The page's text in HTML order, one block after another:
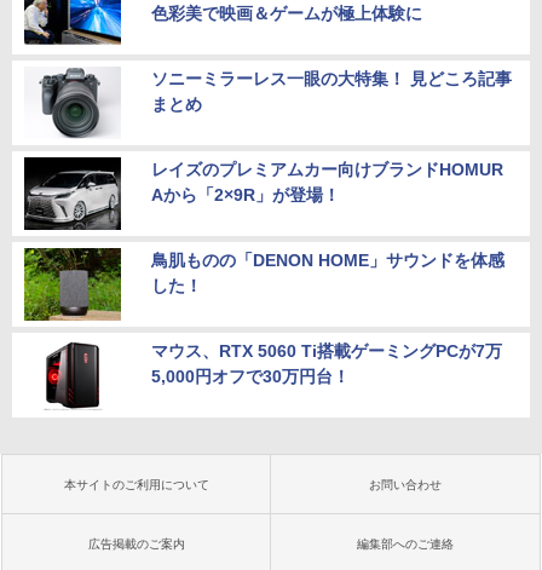
色彩美で映画＆ゲームが極上体験に
ソニーミラーレス一眼の大特集！ 見どころ記事
まとめ
レイズのプレミアムカー向けブランドHOMUR
Aから「2×9R」が登場！
鳥肌ものの「DENON HOME」サウンドを体感
した！
マウス、RTX 5060 Ti搭載ゲーミングPCが7万
5,000円オフで30万円台！
本サイトのご利用について お問い合わせ
広告掲載のご案内 編集部へのご連絡